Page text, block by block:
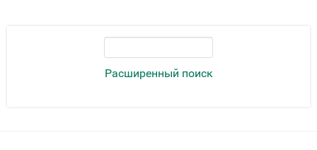
Расширенный поиск